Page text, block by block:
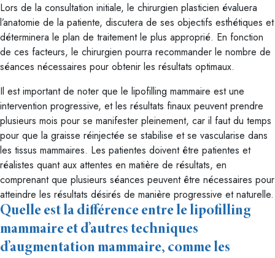
Lors de la consultation initiale, le chirurgien plasticien évaluera
l’anatomie de la patiente, discutera de ses objectifs esthétiques et
déterminera le plan de traitement le plus approprié. En fonction
de ces facteurs, le chirurgien pourra recommander le nombre de
séances nécessaires pour obtenir les résultats optimaux.
Il est important de noter que le lipofilling mammaire est une
intervention progressive, et les résultats finaux peuvent prendre
plusieurs mois pour se manifester pleinement, car il faut du temps
pour que la graisse réinjectée se stabilise et se vascularise dans
les tissus mammaires. Les patientes doivent être patientes et
réalistes quant aux attentes en matière de résultats, en
comprenant que plusieurs séances peuvent être nécessaires pour
atteindre les résultats désirés de manière progressive et naturelle.
Quelle est la différence entre le lipofilling
mammaire et d’autres techniques
d’augmentation mammaire, comme les